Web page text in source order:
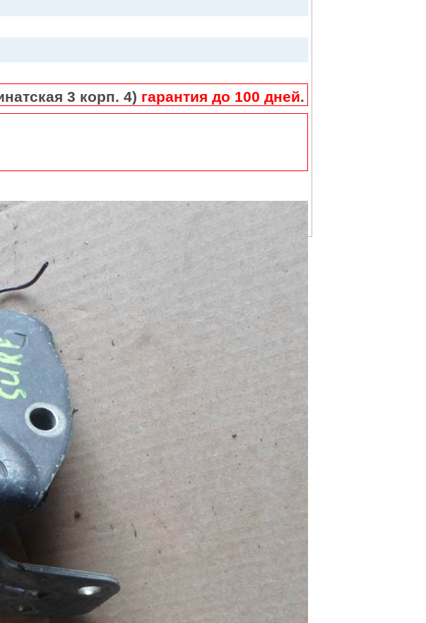
3 корп. 4) гарантия до 100 дней.